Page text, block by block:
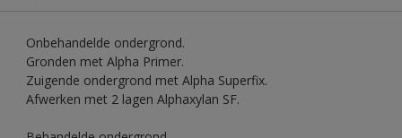
Onbehandelde ondergrond.
Gronden met Alpha Primer.
Zuigende ondergrond met Alpha Superfix.
Afwerken met 2 lagen Alphaxylan SF.